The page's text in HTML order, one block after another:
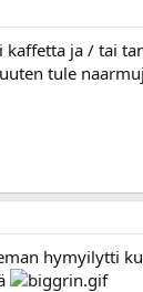
ja / tai
tule
hymyilytti